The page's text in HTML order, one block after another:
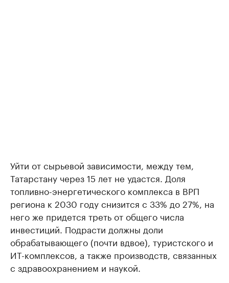
Уйти от сырьевой зависимости, между тем,
Татарстану через 15 лет не удастся. Доля
топливно-энергетического комплекса в ВРП
региона к 2030 году снизится с 33% до 27%, на
него же придется треть от общего числа
инвестиций. Подрасти должны доли
обрабатывающего (почти вдвое), туристского и
ИТ-комплексов, а также производств, связанных
с здравоохранением и наукой.